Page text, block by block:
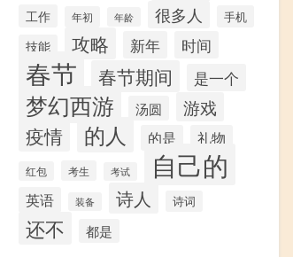
工作 年初 年龄 很多人 手机
技能 攻略 新年 时间
春节 春节期间 是一个
梦幻西游 汤圆 游戏
疫情 的人 的是 礼物
红包 考生 考试 自己的
英语 装备 诗人 诗词
还不 都是